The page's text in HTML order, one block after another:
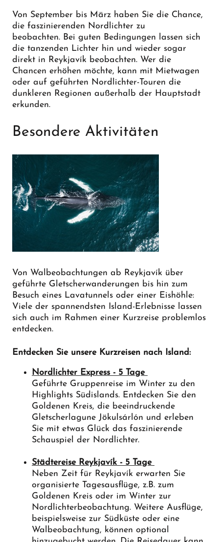
Von September bis März haben Sie die Chance,
die faszinierenden Nordlichter zu
beobachten. Bei guten Bedingungen lassen sich
die tanzenden Lichter hin und wieder sogar
direkt in Reykjavík beobachten. Wer die
Chancen erhöhen möchte, kann mit Mietwagen
oder auf geführten Nordlichter-Touren die
dunkleren Regionen außerhalb der Hauptstadt
erkunden.
Besondere Aktivitäten
Von Walbeobachtungen ab Reykjavík über
geführte Gletscherwanderungen bis hin zum
Besuch eines Lavatunnels oder einer Eishöhle:
Viele der spannendsten Island-Erlebnisse lassen
sich auch im Rahmen einer Kurzreise problemlos
entdecken.
Entdecken Sie unsere Kurzreisen nach Island:
Nordlichter Express - 5 Tage
Geführte Gruppenreise im Winter zu den
Highlights Südislands. Entdecken Sie den
Goldenen Kreis, die beeindruckende
Gletscherlagune Jökulsárlón und erleben
Sie mit etwas Glück das faszinierende
Schauspiel der Nordlichter.
Städtereise Reykjavík - 5 Tage
Neben Zeit für Reykjavík erwarten Sie
organisierte Tagesausflüge, z.B. zum
Goldenen Kreis oder im Winter zur
Nordlichterbeobachtung. Weitere Ausflüge,
beispielsweise zur Südküste oder eine
Walbeobachtung, können optional